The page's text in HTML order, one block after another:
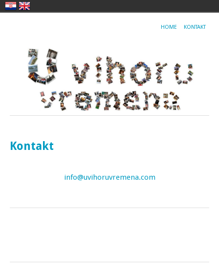
HOME KONTAKT
Kontakt
info@uvihoruvremena.com